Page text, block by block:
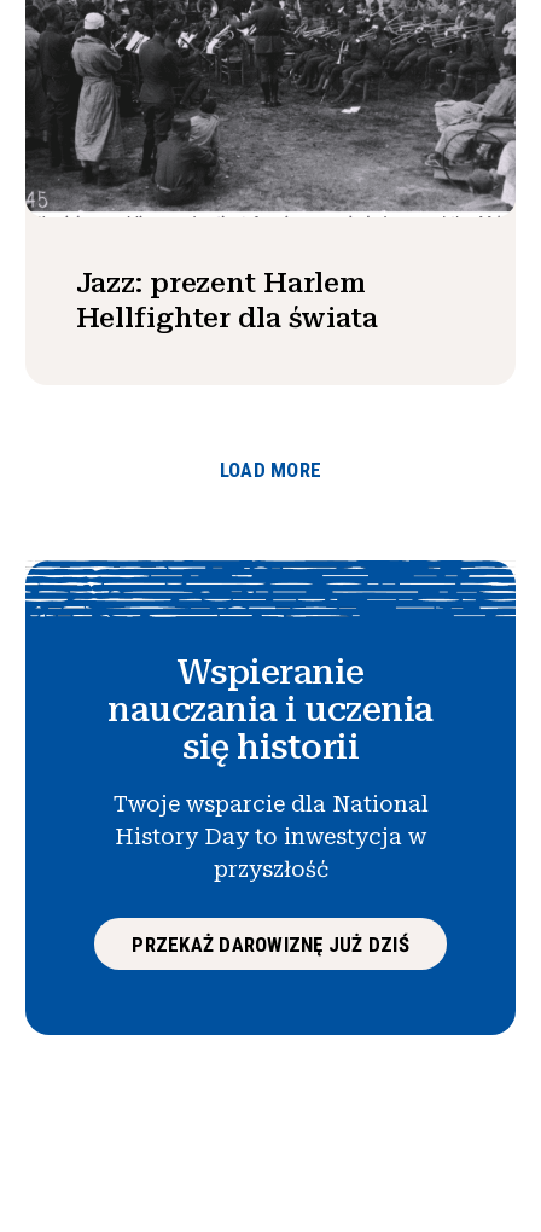
Jazz: prezent Harlem
Hellfighter dla świata
LOAD MORE
Wspieranie
nauczania i uczenia
się historii
Twoje wsparcie dla National
History Day to inwestycja w
przyszłość
PRZEKAŻ DAROWIZNĘ JUŻ DZIŚ